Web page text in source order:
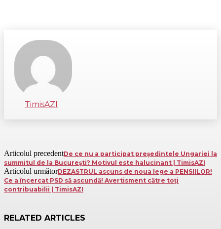
TimisAZI
Articolul precedentDe ce nu a participat președintele Ungariei la
summitul de la Bucureşti? Motivul este halucinant | TimisAZI
Articolul următorDEZASTRUL ascuns de noua lege a PENSIILOR!
Ce a încercat PSD să ascundă! Avertisment către toți
contribuabilii | TimisAZI
RELATED ARTICLES